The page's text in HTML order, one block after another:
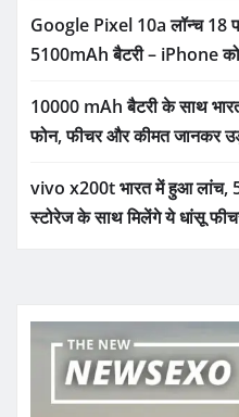
Google Pixel 10a लॉन्च 18
5100mAh बैटरी – iPhone
10000 mAh बैटरी के साथ
फोन, फीचर और कीमत जानकर
vivo x200t भारत में हुआ लांच,
स्टोरेज के साथ मिलेंगे ये धांसू